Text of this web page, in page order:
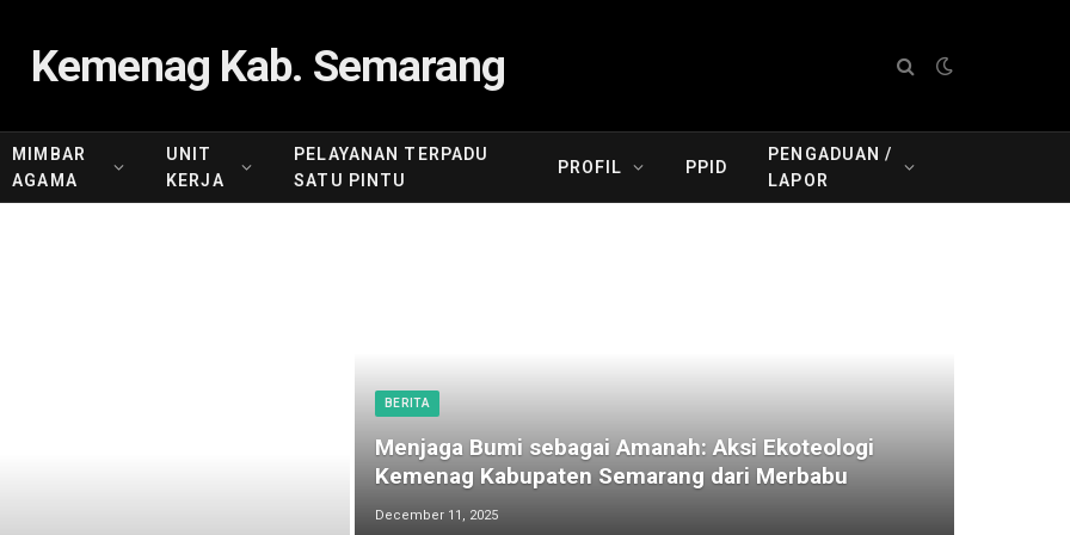
Kemenag Kab. Semarang
MIMBAR
AGAMA
UNIT
KERJA
PELAYANAN TERPADU
SATU PINTU
PROFIL PPID
PENGADUAN /
LAPOR
BERITA
Menjaga Bumi sebagai Amanah: Aksi Ekoteologi
Kemenag Kabupaten Semarang dari Merbabu
December 11, 2025